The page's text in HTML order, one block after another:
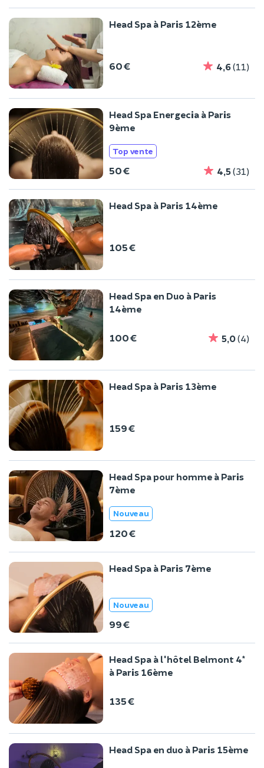
Head Spa à Paris 12ème
60 € 4,6(11)
Head Spa Energecia à Paris
9ème
Top vente
50 € 4,5(31)
Head Spa à Paris 14ème
105 €
Head Spa en Duo à Paris
14ème
100 € 5,0(4)
Head Spa à Paris 13ème
159 €
Head Spa pour homme à Paris
7ème
Nouveau
120 €
Head Spa à Paris 7ème
Nouveau
99 €
Head Spa à l'hôtel Belmont 4*
à Paris 16ème
135 €
Head Spa en duo à Paris 15ème